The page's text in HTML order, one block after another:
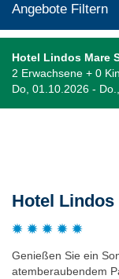
Angebote Filtern
Hotel Lindos Mare
2 Erwachsene + 0
Do, 01.10.2026 -
Hotel Lindos
Genießen Sie ein
atemberaubendem